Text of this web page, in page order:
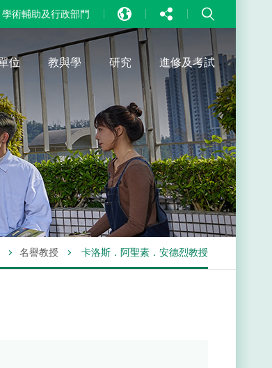
學術輔助及行政部門
EN
中文
位 教與學 研究 進修及考試
名譽教授 卡洛斯．阿聖素．安德烈教授